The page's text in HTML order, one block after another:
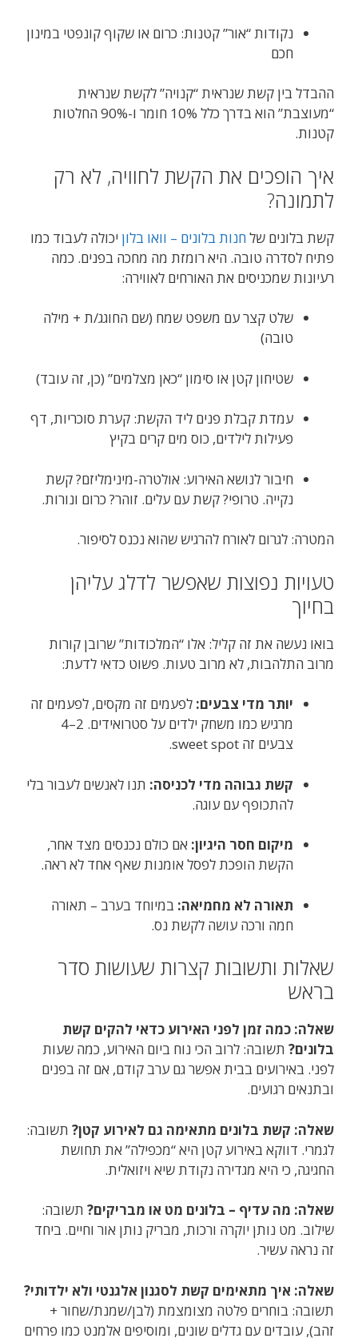
נקודות “אור” קטנות: כרום או שקוף קונפטי במינון
חכם
ההבדל בין קשת שנראית “קנויה” לקשת שנראית
“מעוצבת” הוא בדרך כלל 10% חומר ו-90% החלטות
קטנות.
איך הופכים את הקשת לחוויה, לא רק
לתמונה?
קשת בלונים שלחנות בלונים – וואו בלון יכולה לעבוד כמו
פתיח לסדרה טובה. היא רומזת מה מחכה בפנים. כמה
רעיונות שמכניסים את האורחים לאווירה:
שלט קצר עם משפט שמח (שם החוגג/ת + מילה
טובה)
שטיחון קטן או סימון “כאן מצלמים” (כן, זה עובד)
עמדת קבלת פנים ליד הקשת: קערת סוכריות, דף
פעילות לילדים, כוס מים קרים בקיץ
חיבור לנושא האירוע: אולטרה-מינימליזם? קשת
נקייה. טרופי? קשת עם עלים. זוהר? כרום ונורות.
המטרה: לגרום לאורח להרגיש שהוא נכנס לסיפור.
טעויות נפוצות שאפשר לדלג עליהן
בחיוך
בואו נעשה את זה קליל: אלו “המלכודות” שרובן קורות
מרוב התלהבות, לא מרוב טעות. פשוט כדאי לדעת:
יותר מדי צבעים: לפעמים זה מקסים, לפעמים זה
מרגיש כמו משחק ילדים על סטרואידים. 2–4
צבעים זה sweet spot.
קשת גבוהה מדי לכניסה: תנו לאנשים לעבור בלי
להתכופף עם עוגה.
מיקום חסר היגיון: אם כולם נכנסים מצד אחר,
הקשת הופכת לפסל אומנות שאף אחד לא ראה.
תאורה לא מחמיאה: במיוחד בערב – תאורה
חמה ורכה עושה לקשת נס.
שאלות ותשובות קצרות שעושות סדר
בראש
שאלה: כמה זמן לפני האירוע כדאי להקים קשת
בלונים? תשובה: לרוב הכי נוח ביום האירוע, כמה שעות
לפני. באירועים בבית אפשר גם ערב קודם, אם זה בפנים
ובתנאים רגועים.
שאלה: קשת בלונים מתאימה גם לאירוע קטן? תשובה:
לגמרי. דווקא באירוע קטן היא “מכפילה” את תחושת
החגיגה, כי היא מגדירה נקודת שיא ויזואלית.
שאלה: מה עדיף – בלונים מט או מבריקים? תשובה:
שילוב. מט נותן יוקרה ורכות, מבריק נותן אור וחיים. ביחד
זה נראה עשיר.
שאלה: איך מתאימים קשת לסגנון אלגנטי ולא ילדותי?
תשובה: בוחרים פלטה מצומצמת (לבן/שמנת/שחור +
זהב), עובדים עם גדלים שונים, ומוסיפים אלמנט כמו פרחים